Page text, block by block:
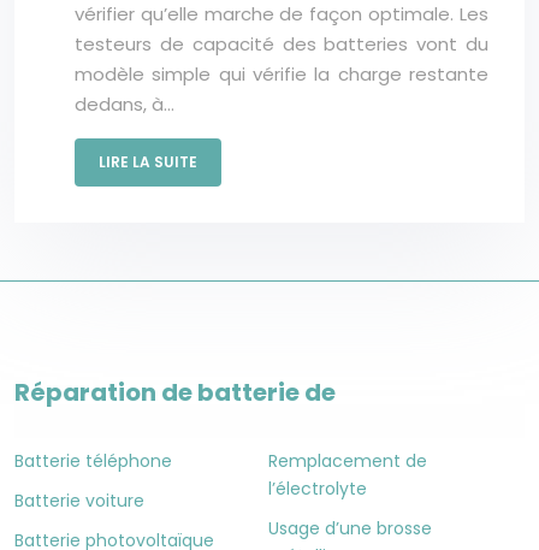
vérifier qu’elle marche de façon optimale. Les
testeurs de capacité des batteries vont du
modèle simple qui vérifie la charge restante
dedans, à…
LIRE LA SUITE
Réparation de batterie de
Batterie téléphone
Batterie voiture
Batterie photovoltaïque
Remplacement de
l’électrolyte
Usage d’une brosse